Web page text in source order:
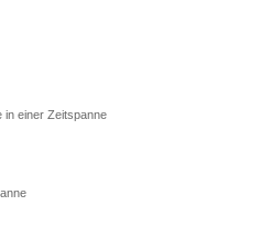
in einer Zeitspanne